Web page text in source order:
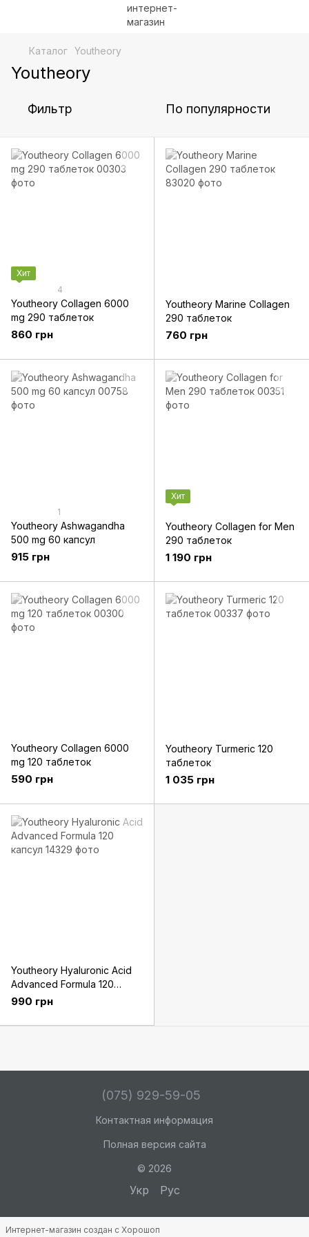
Каталог Youtheory
Youtheory
Фильтр По популярности
Хит
4
Youtheory Collagen 6000
mg 290 таблеток
860 грн
Youtheory Marine Collagen
290 таблеток
760 грн
1
Youtheory Ashwagandha
500 mg 60 капсул
915 грн
Хит
Youtheory Collagen for Men
290 таблеток
1 190 грн
Youtheory Collagen 6000
mg 120 таблеток
590 грн
Youtheory Turmeric 120
таблеток
1 035 грн
Youtheory Hyaluronic Acid
Advanced Formula 120
капсул
990 грн
(075) 929-59-05
Контактная информация
Полная версия сайта
© 2026
Укр Рус
Интернет-магазин создан с Хорошоп